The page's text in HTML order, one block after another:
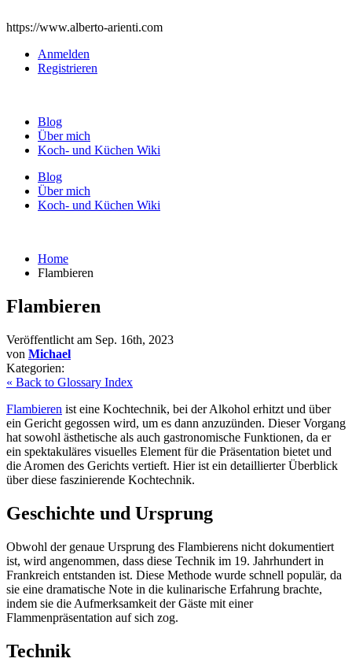
https://www.alberto-arienti.com
Anmelden
Registrieren
Blog
Über mich
Koch- und Küchen Wiki
Blog
Über mich
Koch- und Küchen Wiki
Home
Flambieren
Flambieren
Veröffentlicht am Sep. 16th, 2023
von Michael
Kategorien:
« Back to Glossary Index
Flambieren ist eine Kochtechnik, bei der Alkohol erhitzt und über
ein Gericht gegossen wird, um es dann anzuzünden. Dieser Vorgang
hat sowohl ästhetische als auch gastronomische Funktionen, da er
ein spektakuläres visuelles Element für die Präsentation bietet und
die Aromen des Gerichts vertieft. Hier ist ein detaillierter Überblick
über diese faszinierende Kochtechnik.
Geschichte und Ursprung
Obwohl der genaue Ursprung des Flambierens nicht dokumentiert
ist, wird angenommen, dass diese Technik im 19. Jahrhundert in
Frankreich entstanden ist. Diese Methode wurde schnell populär, da
sie eine dramatische Note in die kulinarische Erfahrung brachte,
indem sie die Aufmerksamkeit der Gäste mit einer
Flammenpräsentation auf sich zog.
Technik